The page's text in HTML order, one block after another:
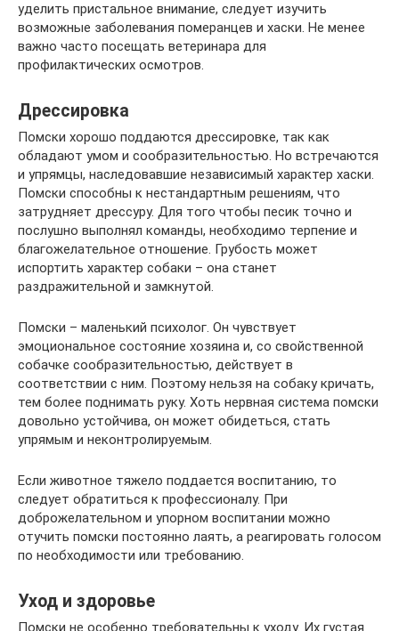
уделить пристальное внимание, следует изучить
возможные заболевания померанцев и хаски. Не менее
важно часто посещать ветеринара для
профилактических осмотров.
Дрессировка
Помски хорошо поддаются дрессировке, так как
обладают умом и сообразительностью. Но встречаются
и упрямцы, наследовавшие независимый характер хаски.
Помски способны к нестандартным решениям, что
затрудняет дрессуру. Для того чтобы песик точно и
послушно выполнял команды, необходимо терпение и
благожелательное отношение. Грубость может
испортить характер собаки – она станет
раздражительной и замкнутой.
Помски – маленький психолог. Он чувствует
эмоциональное состояние хозяина и, со свойственной
собачке сообразительностью, действует в
соответствии с ним. Поэтому нельзя на собаку кричать,
тем более поднимать руку. Хоть нервная система помски
довольно устойчива, он может обидеться, стать
упрямым и неконтролируемым.
Если животное тяжело поддается воспитанию, то
следует обратиться к профессионалу. При
доброжелательном и упорном воспитании можно
отучить помски постоянно лаять, а реагировать голосом
по необходимости или требованию.
Уход и здоровье
Помски не особенно требовательны к уходу. Их густая